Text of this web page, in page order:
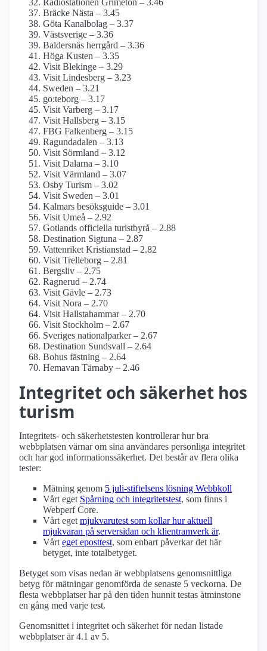
Radiostationen Grimeton – 3.46
Bräcke Nästa – 3.45
Göta Kanalbolag – 3.37
Västsverige – 3.36
Baldersnäs herrgård – 3.36
Höga Kusten – 3.35
Visit Blekinge – 3.29
Visit Lindesberg – 3.23
Sweden – 3.21
go:teborg – 3.17
Visit Varberg – 3.17
Visit Hallsberg – 3.15
FBG Falkenberg – 3.15
Ragundadalen – 3.13
Visit Sörmland – 3.12
Visit Dalarna – 3.10
Visit Värmland – 3.07
Osby Turism – 3.02
Visit Sweden – 3.01
Kalmars besöksguide – 3.01
Visit Umeå – 2.92
Gotlands officiella turistbyrå – 2.88
Destination Sigtuna – 2.87
Vattenriket Kristianstad – 2.82
Visit Trelleborg – 2.81
Bergsliv – 2.75
Ragnerud – 2.74
Visit Gävle – 2.73
Visit Nora – 2.70
Visit Hallstahammar – 2.70
Visit Stockholm – 2.67
Sveriges nationalparker – 2.67
Destination Sundsvall – 2.64
Bohus fästning – 2.64
Hemavan Tärnaby – 2.46
Integritet och säkerhet hos
turism
Integritets- och säkerhetstesten kontrollerar hur bra
webbplatsen värnar om sina användares personliga integritet
och har god informations­säkerhet. Det består av flera olika
tester:
Mätning genom 5 juli-stiftelsens lösning Webbkoll
Vårt eget Spårning och integritetstest, som finns i
Webperf Core.
Vårt eget mjukvarutest som kollar hur aktuell
mjukvaran på serversidan och klient­ramverk är.
Vårt eget eposttest, som enbart påverkar det här
betyget, inte totalbetyget.
Betyget som visas nedan är webbplatsens genomsnittliga
betyg för mätningar genomförda de senaste 5 veckorna. De
flesta webbplatser har på den tiden hunnit testas åtminstone
en gång med varje test.
Genomsnittet i integritet och säkerhet för nedan listade
webbplatser är 4.1 av 5.